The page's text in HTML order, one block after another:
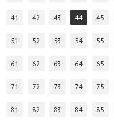
41 42 43 44 45
51 52 53 54 55
61 62 63 64 65
71 72 73 74 75
81 82 83 84 85